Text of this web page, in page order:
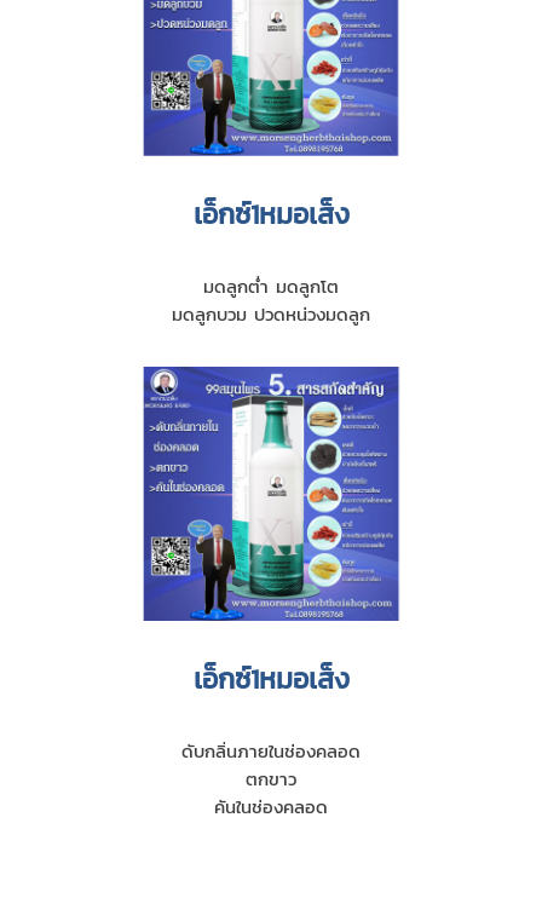
เอ็กซ์1หมอเส็ง
มดลูกตํ่า มดลูกโต
มดลูกบวม ปวดหน่วงมดลูก
เอ็กซ์1หมอเส็ง
ดับกลิ่นภายในช่องคลอด
ตกขาว
คันในช่องคลอด